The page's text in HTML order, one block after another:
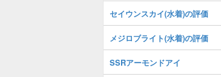
セイウンスカイ(水着)の評価
メジロブライト(水着)の評価
SSRアーモンドアイ